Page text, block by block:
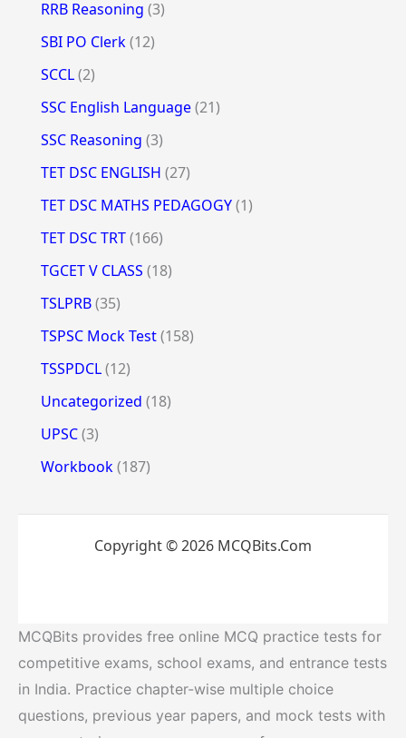
RRB Reasoning (3)
SBI PO Clerk(12)
SCCL(2)
SSC English Language(21)
SSC Reasoning (3)
TET DSC ENGLISH (27)
TET DSC MATHS PEDAGOGY(1)
TET DSC TRT(166)
TGCET V CLASS (18)
TSLPRB(35)
TSPSC Mock Test(158)
TSSPDCL(12)
Uncategorized (18)
UPSC(3)
Workbook(187)
Copyright © 2026 MCQBits.Com
MCQBits provides free online MCQ practice tests for
competitive exams, school exams, and entrance tests
in India. Practice chapter-wise multiple choice
questions, previous year papers, and mock tests with